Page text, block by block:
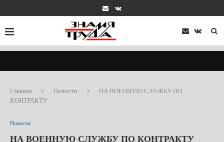
Главная Новости
НА ВОЕННУЮ СЛУЖБУ ПО
КОНТРАКТУ
Новости
НА ВОЕННУЮ СЛУЖБУ ПО КОНТРАКТУ